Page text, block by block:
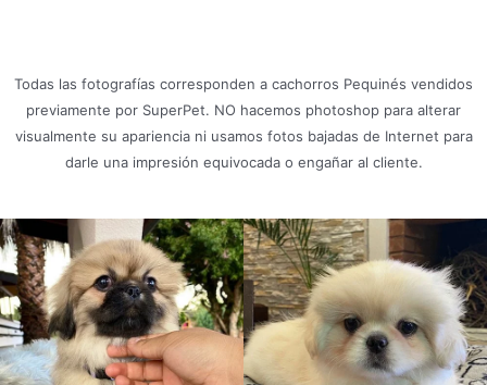
Todas las fotografías corresponden a cachorros Pequinés vendidos
previamente por SuperPet. NO hacemos photoshop para alterar
visualmente su apariencia ni usamos fotos bajadas de Internet para
darle una impresión equivocada o engañar al cliente.